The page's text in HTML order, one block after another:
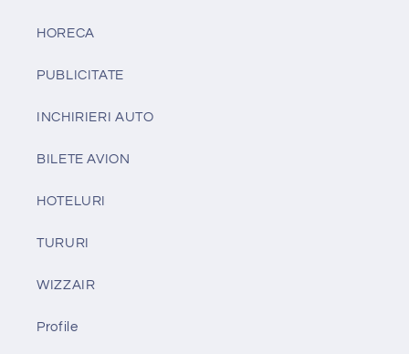
HORECA
PUBLICITATE
INCHIRIERI AUTO
BILETE AVION
HOTELURI
TURURI
WIZZAIR
Profile